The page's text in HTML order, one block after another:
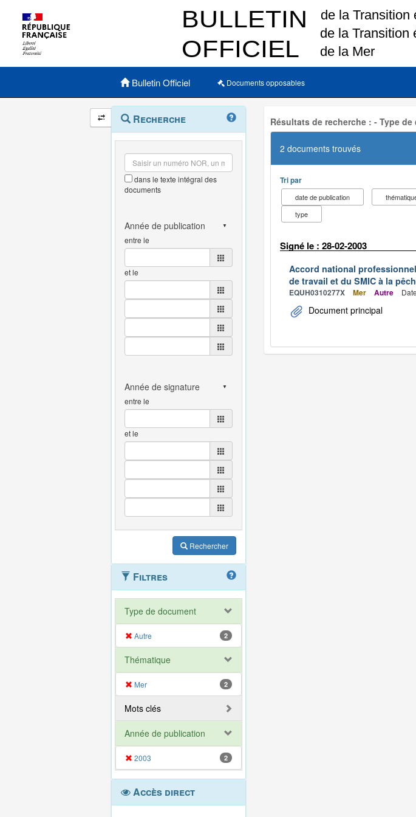
Menu principal
Bulletin Officiel Documents opposables
Navigation
et
outils
annexes
Menu
contextuel
Recherche
dans le texte intégral des
documents
entre le
et le
entre le
et le
Rechercher
Filtres
Type de document
Autre 2
Thématique
Mer 2
Mots clés
Année de publication
2003 2
Accès direct
Résultats de recherche : - Type
2 documents trouvés
Tri par
date de publication
type
Signé le : 28-02-2003
Accord national
de travail et du SMIC à la
EQUH0310277X Mer Autre
Document principal